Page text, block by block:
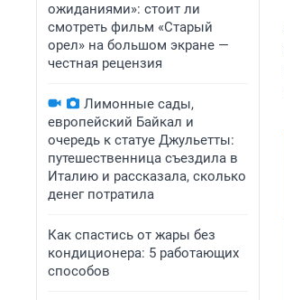
ожиданиями»: стоит ли
смотреть фильм «Старый
орел» на большом экране —
честная рецензия
Лимонные сады,
европейский Байкал и
очередь к статуе Джульетты:
путешественница съездила в
Италию и рассказала, сколько
денег потратила
Как спастись от жары без
кондиционера: 5 работающих
способов